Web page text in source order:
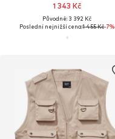
1 343 Kč
Původně: 3 392 Kč
Poslední nejnižší cena:1 455 Kč-7%